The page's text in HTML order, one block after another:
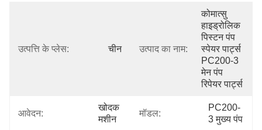
उत्पत्ति के प्लेस: चीन उत्पाद का नाम:
कोमात्सु
हाइड्रोलिक
पिस्टन पंप
स्पेयर पार्ट्स
PC200-3
मेन पंप
रिपेयर पार्ट्स
आवेदन:
खोदक
मशीन
मॉडल:
PC200-
3 मुख्य पंप